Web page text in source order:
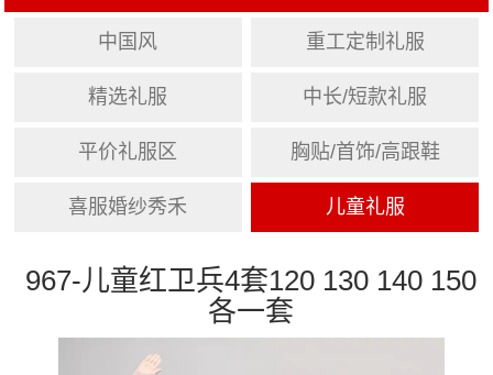
中国风 重工定制礼服
精选礼服 中长/短款礼服
平价礼服区 胸贴/首饰/高跟鞋
喜服婚纱秀禾 儿童礼服
967-儿童红卫兵4套120 130 140 150
各一套